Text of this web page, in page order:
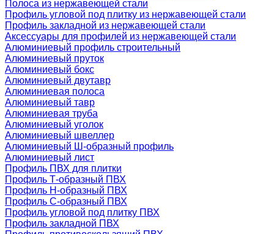
Полоса из нержавеющей стали
Профиль угловой под плитку из нержавеющей стали
Профиль закладной из нержавеющей стали
Аксессуары для профилей из нержавеющей стали
Алюминиевый профиль строительный
Алюминиевый пруток
Алюминиевый бокс
Алюминиевый двутавр
Алюминиевая полоса
Алюминиевый тавр
Алюминиевая труба
Алюминиевый уголок
Алюминиевый швеллер
Алюминиевый Ш-образный профиль
Алюминиевый лист
Профиль ПВХ для плитки
Профиль Т-образный ПВХ
Профиль H-образный ПВХ
Профиль C-образный ПВХ
Профиль угловой под плитку ПВХ
Профиль закладной ПВХ